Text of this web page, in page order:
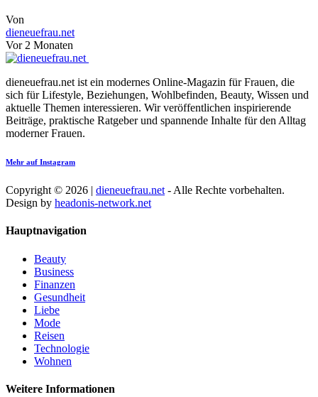
Von
dieneuefrau.net
Vor 2 Monaten
dieneuefrau.net ist ein modernes Online-Magazin für Frauen, die
sich für Lifestyle, Beziehungen, Wohlbefinden, Beauty, Wissen und
aktuelle Themen interessieren. Wir veröffentlichen inspirierende
Beiträge, praktische Ratgeber und spannende Inhalte für den Alltag
moderner Frauen.
Mehr auf Instagram
Copyright © 2026 | dieneuefrau.net - Alle Rechte vorbehalten.
Design by headonis-network.net
Hauptnavigation
Beauty
Business
Finanzen
Gesundheit
Liebe
Mode
Reisen
Technologie
Wohnen
Weitere Informationen